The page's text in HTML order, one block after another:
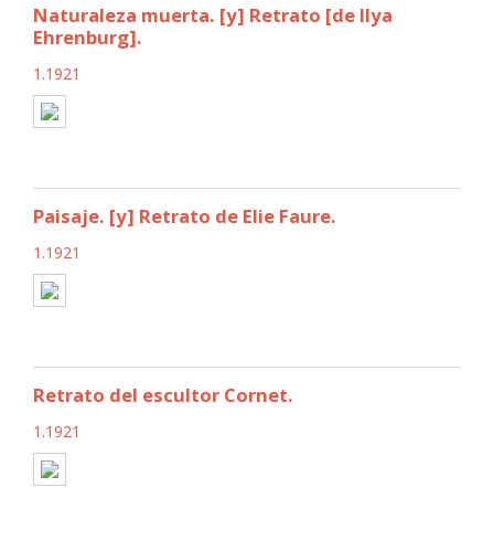
Naturaleza muerta. [y] Retrato [de Ilya
Ehrenburg].
1.1921
Paisaje. [y] Retrato de Elie Faure.
1.1921
Retrato del escultor Cornet.
1.1921